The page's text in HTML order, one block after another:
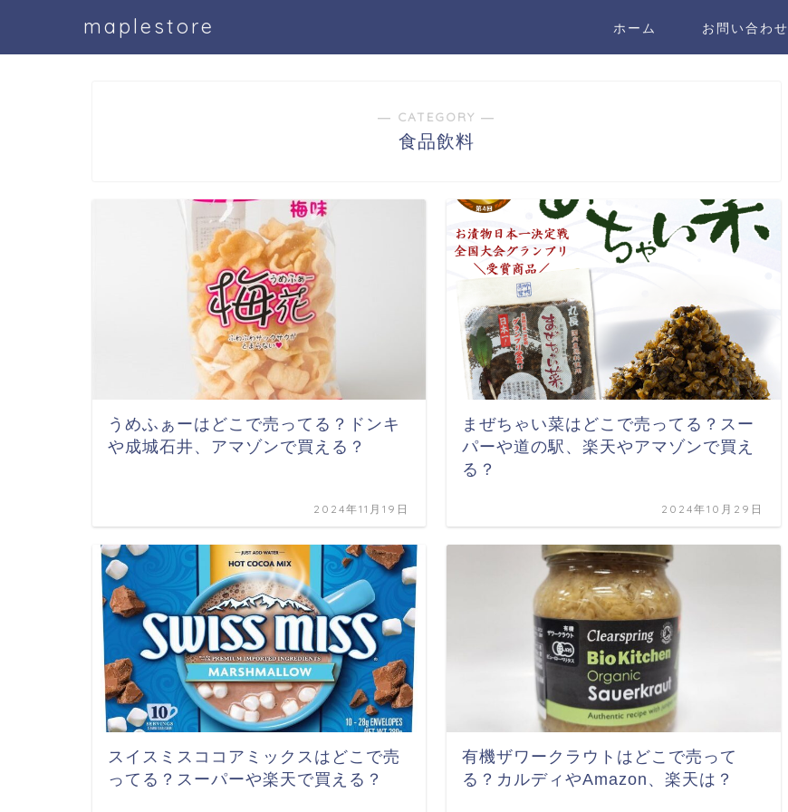
maplestore ホーム お問い合わせ
― CATEGORY ―
食品飲料
うめふぁーはどこで売ってる？ドンキ
や成城石井、アマゾンで買える？
2024年11月19日
まぜちゃい菜はどこで売ってる？スー
パーや道の駅、楽天やアマゾンで買え
る？
2024年10月29日
スイスミスココアミックスはどこで売
ってる？スーパーや楽天で買える？
有機ザワークラウトはどこで売って
る？カルディやAmazon、楽天は？